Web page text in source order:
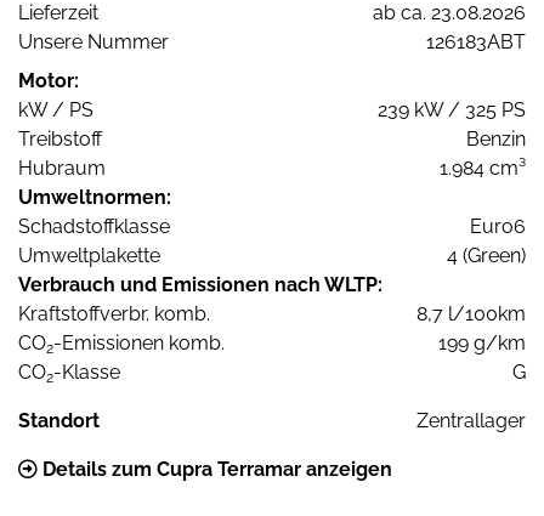
Lieferzeit
ab ca. 23.08.2026
Unsere Nummer
126183ABT
Motor:
kW / PS
239 kW / 325 PS
Treibstoff
Benzin
Hubraum
1.984 cm³
Umweltnormen:
Schadstoffklasse
Euro6
Umweltplakette
4 (Green)
Verbrauch und Emissionen nach WLTP:
Kraftstoffverbr. komb.
8,7 l/100km
CO2-Emissionen komb.
199 g/km
CO2-Klasse G
Standort Zentrallager
Details zum Cupra Terramar anzeigen